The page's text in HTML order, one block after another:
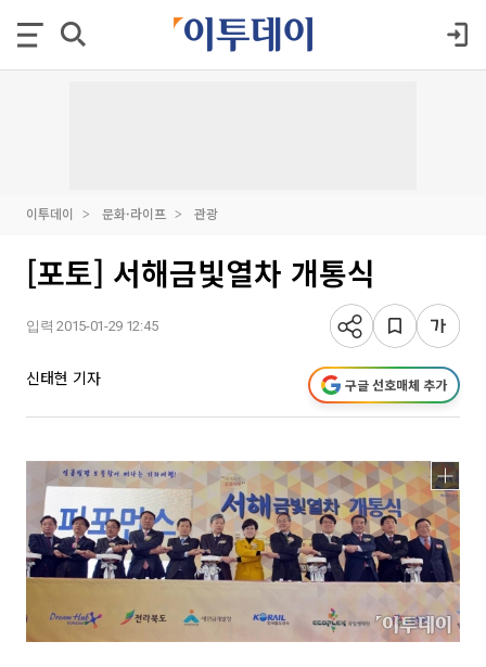
이투데이 문화·라이프 관광
[포토] 서해금빛열차 개통식
입력 2015-01-29 12:45
신태현 기자 구글 선호매체 추가